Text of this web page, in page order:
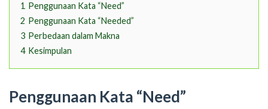
1 Penggunaan Kata “Need”
2 Penggunaan Kata “Needed”
3 Perbedaan dalam Makna
4 Kesimpulan
Penggunaan Kata “Need”